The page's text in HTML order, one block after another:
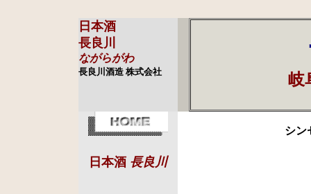
日本酒
長良川
ながらがわ
長良川酒造 株式会社 岐
日本酒 長良川
シン